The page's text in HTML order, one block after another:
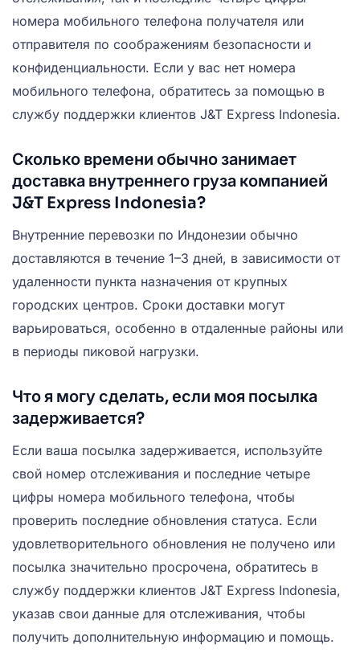
номера мобильного телефона получателя или
отправителя по соображениям безопасности и
конфиденциальности. Если у вас нет номера
мобильного телефона, обратитесь за помощью в
службу поддержки клиентов J&T Express Indonesia.
Сколько времени обычно занимает
доставка внутреннего груза компанией
J&T Express Indonesia?
Внутренние перевозки по Индонезии обычно
доставляются в течение 1–3 дней, в зависимости от
удаленности пункта назначения от крупных
городских центров. Сроки доставки могут
варьироваться, особенно в отдаленные районы или
в периоды пиковой нагрузки.
Что я могу сделать, если моя посылка
задерживается?
Если ваша посылка задерживается, используйте
свой номер отслеживания и последние четыре
цифры номера мобильного телефона, чтобы
проверить последние обновления статуса. Если
удовлетворительного обновления не получено или
посылка значительно просрочена, обратитесь в
службу поддержки клиентов J&T Express Indonesia,
указав свои данные для отслеживания, чтобы
получить дополнительную информацию и помощь.